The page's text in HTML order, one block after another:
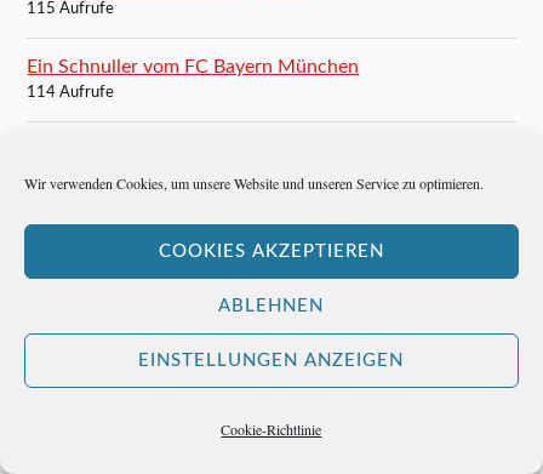
Wir verwenden Cookies, um unsere Website und unseren Service zu optimieren.
COOKIES AKZEPTIEREN
ABLEHNEN
EINSTELLUNGEN ANZEIGEN
Cookie-Richtlinie
115 Aufrufe
Ein Schnuller vom FC Bayern München
114 Aufrufe
113 Aufrufe
Roland Berger ist der Netzwerker Deutschlands